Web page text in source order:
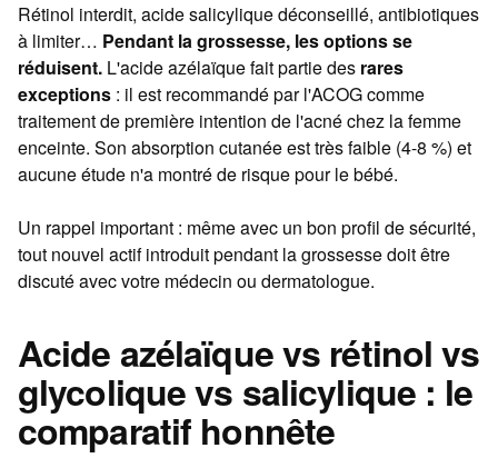
Rétinol interdit, acide salicylique déconseillé, antibiotiques
à limiter… Pendant la grossesse, les options se
réduisent. L'acide azélaïque fait partie des rares
exceptions : il est recommandé par l'ACOG comme
traitement de première intention de l'acné chez la femme
enceinte. Son absorption cutanée est très faible (4-8 %) et
aucune étude n'a montré de risque pour le bébé.
Un rappel important : même avec un bon profil de sécurité,
tout nouvel actif introduit pendant la grossesse doit être
discuté avec votre médecin ou dermatologue.
Acide azélaïque vs rétinol vs
glycolique vs salicylique : le
comparatif honnête